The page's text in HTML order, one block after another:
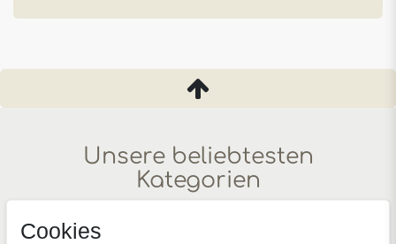
Unsere beliebtesten
Kategorien
Cookies